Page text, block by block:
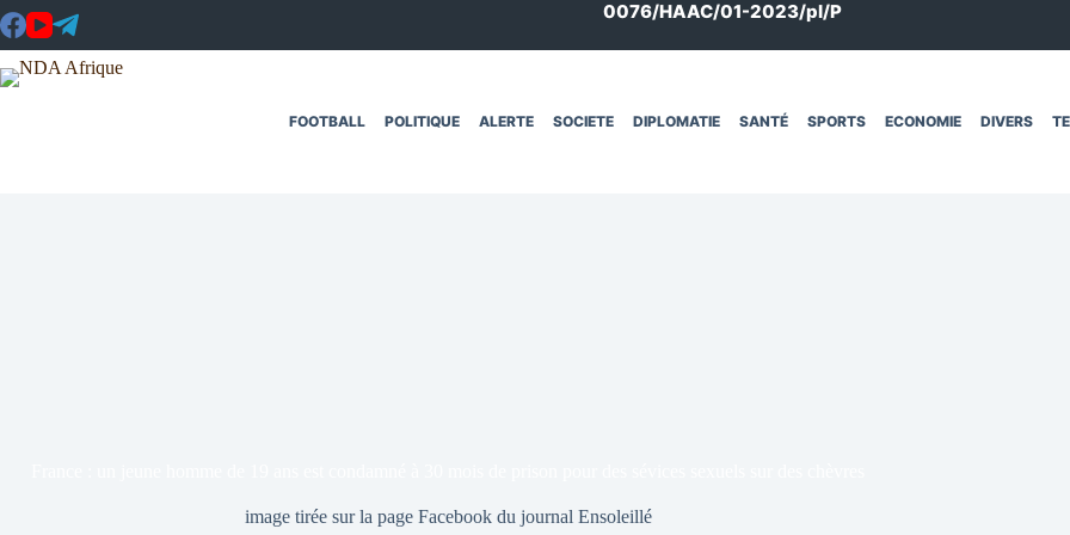
Passer
au
contenu
0076/HAAC/01-2023/pl/P
FOOTBALL POLITIQUE ALERTE SOCIETE DIPLOMATIE SANTÉ SPORTS ECONOMIE DIVERS
image tirée sur la page Facebook du journal Ensoleillé